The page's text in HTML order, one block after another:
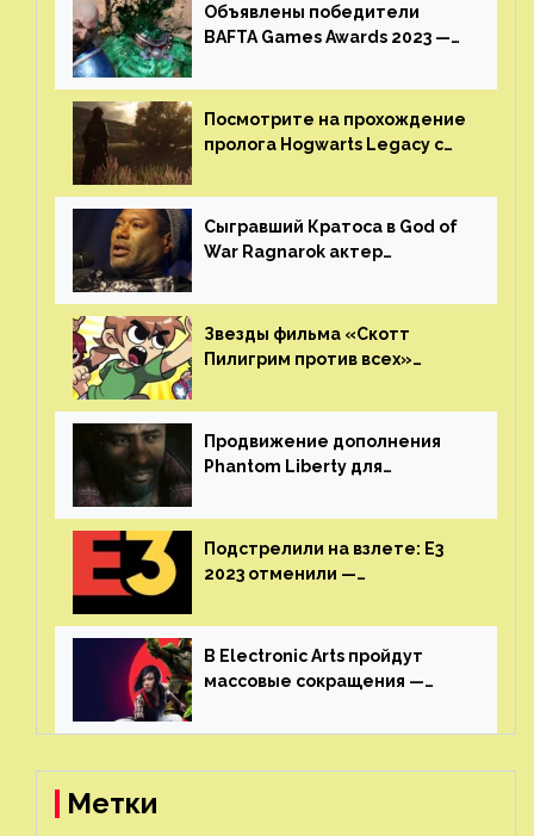
Объявлены победители
BAFTA Games Awards 2023 —
получила шесть наград
Посмотрите на прохождение
пролога Hogwarts Legacy с
GamesVoice показала первые
результаты своего труда
Сыгравший Кратоса в God of
War Ragnarok актер
игроков прекратить
консольные войны
Звезды фильма «Скотт
Пилигрим против всех»
аниме от Netflix
Продвижение дополнения
Phantom Liberty для
июне
Подстрелили на взлете: E3
2023 отменили —
выставка не вернется
В Electronic Arts пройдут
массовые сокращения —
реструктуризацию
Метки